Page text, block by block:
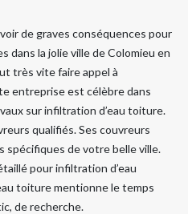
de graves conséquences pour
dans la jolie ville de Colomieu en
très vite faire appel à
entreprise est célèbre dans
sur infiltration d’eau toiture.
qualifiés. Ses couvreurs
spécifiques de votre belle ville.
pour infiltration d’eau
toiture mentionne le temps
de recherche.